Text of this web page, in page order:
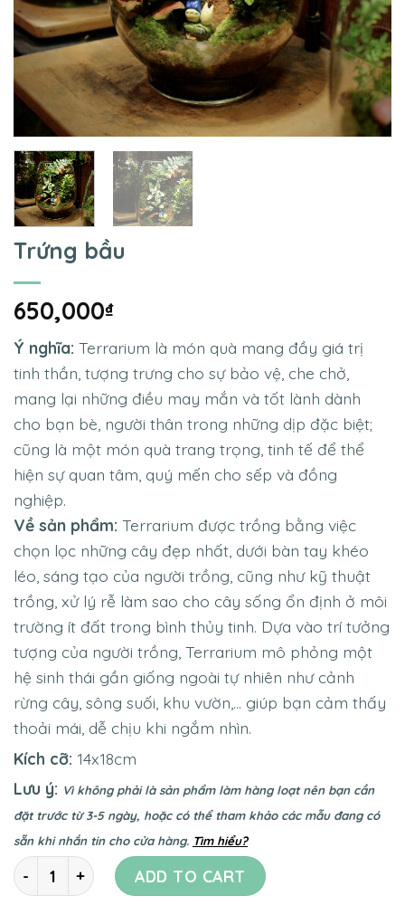
Trứng bầu
650,000₫
Ý nghĩa: Terrarium là món quà mang đầy giá trị
tinh thần, tượng trưng cho sự bảo vệ, che chở,
mang lại những điều may mắn và tốt lành dành
cho bạn bè, người thân trong những dịp đặc biệt;
cũng là một món quà trang trọng, tinh tế để thể
hiện sự quan tâm, quý mến cho sếp và đồng
nghiệp.
Về sản phẩm: Terrarium được trồng bằng việc
chọn lọc những cây đẹp nhất, dưới bàn tay khéo
léo, sáng tạo của người trồng, cũng như kỹ thuật
trồng, xử lý rễ làm sao cho cây sống ổn định ở môi
trường ít đất trong bình thủy tinh. Dựa vào trí tưởng
tượng của người trồng, Terrarium mô phỏng một
hệ sinh thái gần giống ngoài tự nhiên như cảnh
rừng cây, sông suối, khu vườn,… giúp bạn cảm thấy
thoải mái, dễ chịu khi ngắm nhìn.
Kích cỡ: 14x18cm
Lưu ý: Vì không phải là sản phẩm làm hàng loạt nên bạn cần
đặt trước từ 3-5 ngày, hoặc có thể tham khảo các mẫu đang có
sẵn khi nhắn tin cho cửa hàng. Tìm hiểu?
Quantity ADD TO CART